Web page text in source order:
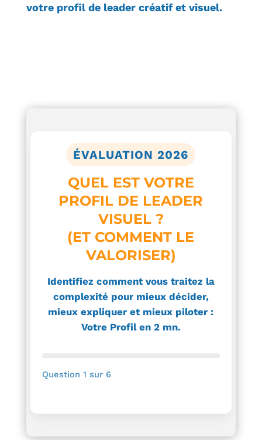
votre profil de leader créatif et visuel.
ÉVALUATION 2026
QUEL EST VOTRE
PROFIL DE LEADER
VISUEL ?
(ET COMMENT LE
VALORISER)
Identifiez comment vous traitez la
complexité pour mieux décider,
mieux expliquer et mieux piloter :
Votre Profil en 2 mn.
Question 1 sur 6